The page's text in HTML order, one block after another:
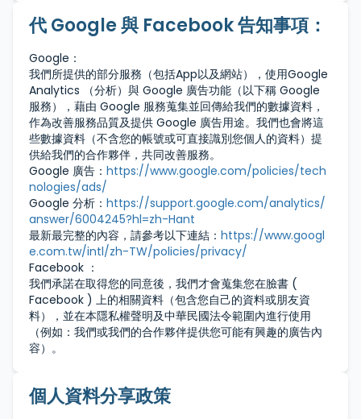
代 Google 與 Facebook 告知事項：
Google：
我們所提供的部分服務（包括App以及網站），使用Google
Analytics （分析）與 Google 廣告功能（以下稱 Google
服務），藉由 Google 服務蒐集並回傳給我們的數據資料，
作為改善服務品質及提供 Google 廣告用途。我們也會將這
些數據資料（不含您的帳號或可直接識別您個人的資料）提
供給我們的合作夥伴，共同改善服務。
Google 廣告： https://www.google.com/policies/tech
nologies/ads/
Google 分析： https://support.google.com/analytics/
answer/6004245?hl=zh-Hant
最新最完整的內容，請參考以下連結： https://www.googl
e.com.tw/intl/zh-TW/policies/privacy/
Facebook ：
我們承諾在取得您的同意後，我們才會蒐集您在臉書 (
Facebook ) 上的相關資料（包含您自己的資料或朋友資
料），並在本隱私權聲明及中華民國法令範圍內進行使用
（例如：我們或我們的合作夥伴提供您可能有興趣的廣告內
容）。
個人資料分享政策